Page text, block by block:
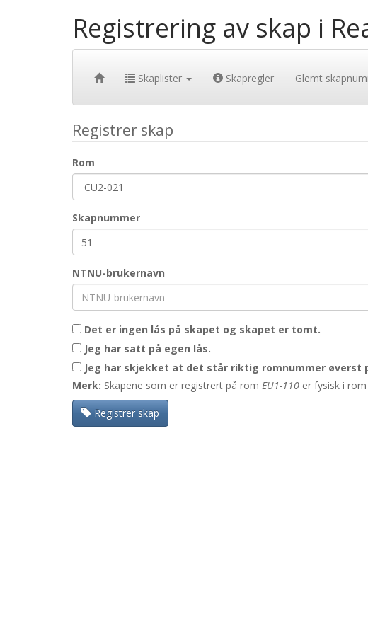
Registrering av skap i
Skaplister Skapregler Glemt
Registrer skap
Rom
Skapnummer
NTNU-brukernavn
Det er ingen lås på skapet og skapet er tomt.
Jeg har satt på egen lås.
Jeg har skjekket at det står riktig romnummer øverst
Merk: Skapene som er registrert på rom EU1-110 er fysisk i rom
Registrer skap